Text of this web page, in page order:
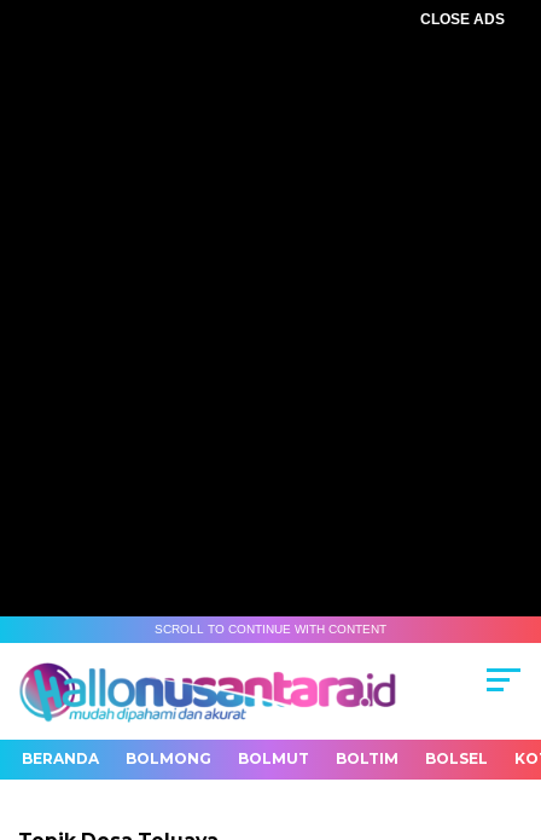
CLOSE ADS
SCROLL TO CONTINUE WITH CONTENT
BERANDA BOLMONG BOLMUT BOLTIM BOLSEL